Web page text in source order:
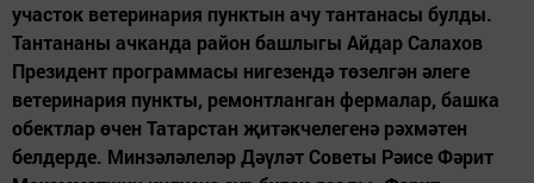
участок ветеринария пунктын ачу тантанасы булды.
Тантананы ачканда район башлыгы Айдар Салахов
Президент программасы нигезендә төзелгән әлеге
ветеринария пункты, ремонтланган фермалар, башка
обектлар өчен Татарстан җитәкчелегенә рәхмәтен
белдерде. Минзәләлеләр Дәүләт Советы Рәисе Фәрит